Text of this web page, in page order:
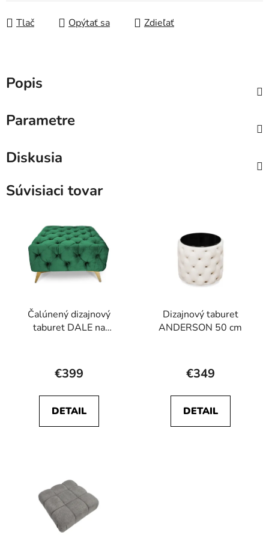
Tlač Opýtať sa Zdieľať
Popis
Parametre
Diskusia
Súvisiaci tovar
Čalúnený dizajnový
taburet DALE na
hodnotenie
je
5,0
€399
DETAIL
Dizajnový taburet
ANDERSON 50 cm
€349
DETAIL